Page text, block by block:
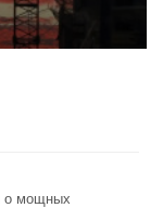
о мощных